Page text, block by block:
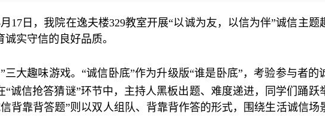
17日 ， 我院在逸夫楼329教室开展“以诚为友，以信为伴”诚信主题
实守信的良好品质。
”三大趣味游戏。“诚信卧底”作为升级版“谁是卧底”，考验参与者的
“诚信抢答猜谜”环节中，主持人黑板出题、难度递进，同学们踊跃
背靠背答题”则以双人组队、背靠背作答的形式，围绕生活诚信场